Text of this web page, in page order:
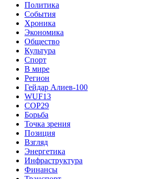
Политика
События
Хроника
Экономика
Общество
Культура
Спорт
В мире
Регион
Гейдар Алиев-100
WUF13
COP29
Борьба
Точка зрения
Позиция
Взгляд
Энергетика
Инфраструктура
Финансы